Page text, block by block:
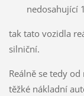
nedosahující
tak tato vozidla
silniční.
Reálně se tedy
těžké nákladní